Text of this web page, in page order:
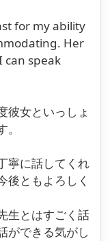
for my ability
Her
can speak
彼女といっしょ
寧に話してくれ
後ともよろしく
生とはすごく話
ができる気がし